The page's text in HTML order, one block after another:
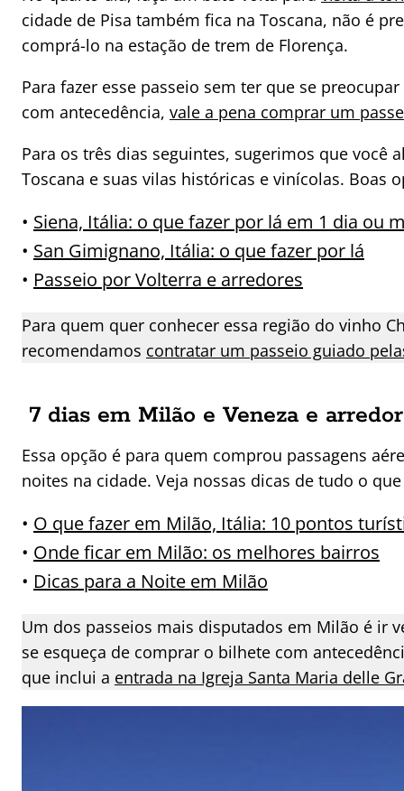
cidade de Pisa também fica na Toscana, não é
comprá-lo na estação de trem de Florença.
Para fazer esse passeio sem ter que se
com antecedência, vale a pena comprar um
Para os três dias seguintes, sugerimos que você
Toscana e suas vilas históricas e vinícolas. Boas
• Siena, Itália: o que fazer por lá em 1 dia ou
• San Gimignano, Itália: o que fazer por lá
• Passeio por Volterra e arredores
Para quem quer conhecer essa região do vinho
recomendamos contratar um passeio guiado
7 dias em Milão e Veneza e
Essa opção é para quem comprou passagens
noites na cidade. Veja nossas dicas de tudo o
• O que fazer em Milão, Itália: 10 pontos
• Onde ficar em Milão: os melhores bairros
• Dicas para a Noite em Milão
Um dos passeios mais disputados em Milão é ir
se esqueça de comprar o bilhete com
que inclui a entrada na Igreja Santa Maria delle